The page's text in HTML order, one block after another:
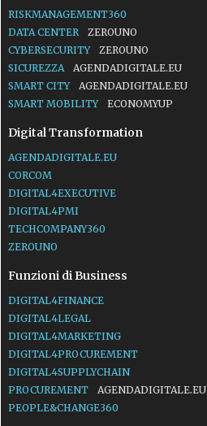
RISKMANAGEMENT360
DATA CENTER
ZEROUNO
CYBERSECURITY
ZEROUNO
SICUREZZA
AGENDADIGITALE.EU
SMART CITY
AGENDADIGITALE.EU
SMART MOBILITY
ECONOMYUP
Digital Transformation
AGENDADIGITALE.EU
CORCOM
DIGITAL4EXECUTIVE
DIGITAL4PMI
TECHCOMPANY360
ZEROUNO
Funzioni di Business
DIGITAL4FINANCE
DIGITAL4LEGAL
DIGITAL4MARKETING
DIGITAL4PROCUREMENT
DIGITAL4SUPPLYCHAIN
PROCUREMENT
AGENDADIGITALE.EU
PEOPLE&CHANGE360